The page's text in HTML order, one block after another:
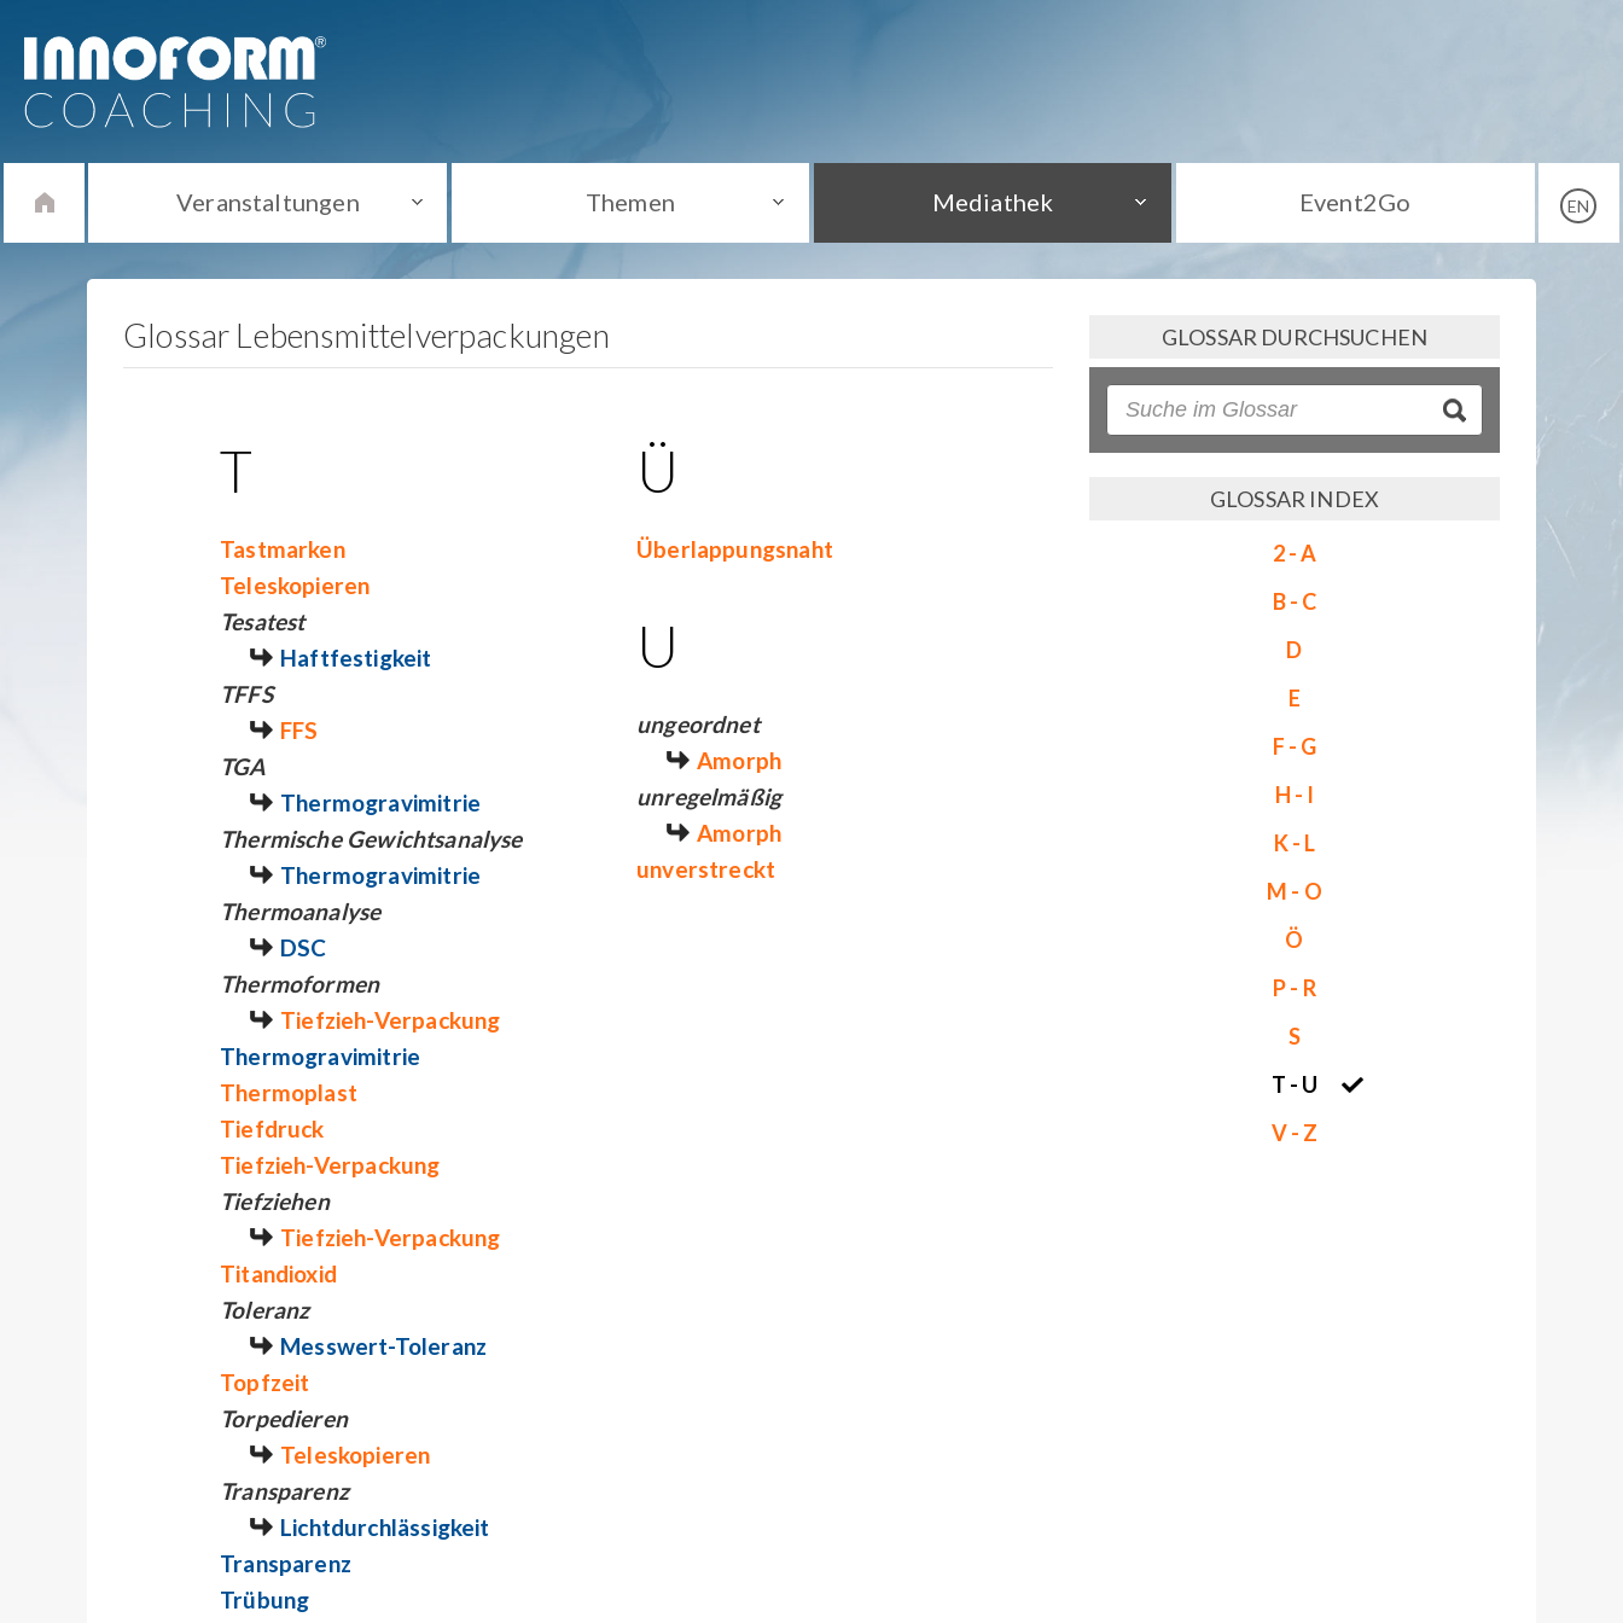
Veranstaltungen Themen Mediathek Event2Go EN
Glossar Lebensmittelverpackungen
T
Tastmarken
Teleskopieren
Tesatest
Haftfestigkeit
TFFS
FFS
TGA
Thermogravimitrie
Thermische Gewichtsanalyse
Thermogravimitrie
Thermoanalyse
DSC
Thermoformen
Tiefzieh-Verpackung
Thermogravimitrie
Thermoplast
Tiefdruck
Tiefzieh-Verpackung
Tiefziehen
Tiefzieh-Verpackung
Titandioxid
Toleranz
Messwert-Toleranz
Topfzeit
Torpedieren
Teleskopieren
Transparenz
Lichtdurchlässigkeit
Transparenz
Trübung
Ü
Überlappungsnaht
U
ungeordnet
Amorph
unregelmäßig
Amorph
unverstreckt
GLOSSAR DURCHSUCHEN
GLOSSAR INDEX
2 - A
B - C
D
E
F - G
H - I
K - L
M - O
Ö
P - R
S
T - U
V - Z